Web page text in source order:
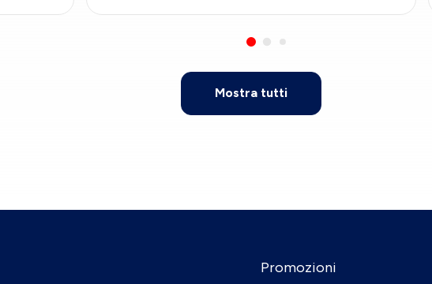
Mostra tutti
Promozioni